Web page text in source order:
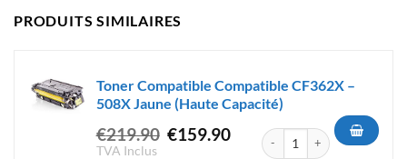
PRODUITS SIMILAIRES
Toner Compatible Compatible CF362X –
508X Jaune (Haute Capacité)
€219.90 Le
€159.90Le
TVA Inclus
quantité de Toner